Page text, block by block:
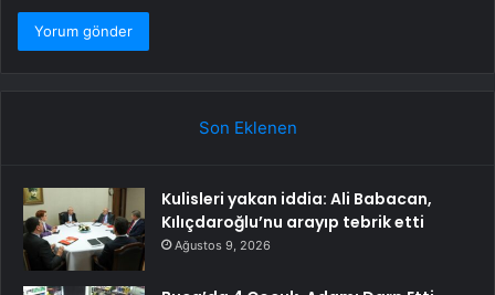
Son Eklenen
Kulisleri yakan iddia: Ali Babacan,
Kılıçdaroğlu’nu arayıp tebrik etti
Ağustos 9, 2026